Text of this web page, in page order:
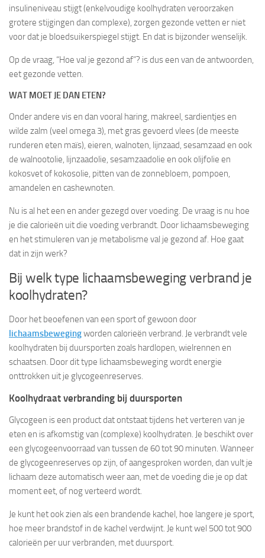
insulineniveau stijgt (enkelvoudige koolhydraten veroorzaken
grotere stijgingen dan complexe), zorgen gezonde vetten er niet
voor dat je bloedsuikerspiegel stijgt. En dat is bijzonder wenselijk.
Op de vraag, “Hoe val je gezond af”? is dus een van de antwoorden,
eet gezonde vetten.
WAT MOET JE DAN ETEN?
Onder andere vis en dan vooral haring, makreel, sardientjes en
wilde zalm (veel omega 3), met gras gevoerd vlees (de meeste
runderen eten maïs), eieren, walnoten, lijnzaad, sesamzaad en ook
de walnootolie, lijnzaadolie, sesamzaadolie en ook olijfolie en
kokosvet of kokosolie, pitten van de zonnebloem, pompoen,
amandelen en cashewnoten.
Nu is al het een en ander gezegd over voeding. De vraag is nu hoe
je die calorieën uit die voeding verbrandt. Door lichaamsbeweging
en het stimuleren van je metabolisme val je gezond af. Hoe gaat
dat in zijn werk?
Bij welk type lichaamsbeweging verbrand je
koolhydraten?
Door het beoefenen van een sport of gewoon door
lichaamsbewegingworden calorieën verbrand. Je verbrandt vele
koolhydraten bij duursporten zoals hardlopen, wielrennen en
schaatsen. Door dit type lichaamsbeweging wordt energie
onttrokken uit je glycogeenreserves.
Koolhydraat verbranding bij duursporten
Glycogeen is een product dat ontstaat tijdens het verteren van je
eten en is afkomstig van (complexe) koolhydraten. Je beschikt over
een glycogeenvoorraad van tussen de 60 tot 90 minuten. Wanneer
de glycogeenreserves op zijn, of aangesproken worden, dan vult je
lichaam deze automatisch weer aan, met de voeding die je op dat
moment eet, of nog verteerd wordt.
Je kunt het ook zien als een brandende kachel, hoe langere je sport,
hoe meer brandstof in de kachel verdwijnt. Je kunt wel 500 tot 900
calorieën per uur verbranden, met duursport.